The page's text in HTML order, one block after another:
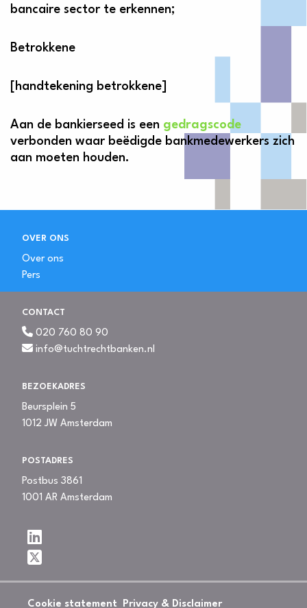
bancaire sector te erkennen;
Betrokkene
[handtekening betrokkene]
Aan de bankierseed is een gedragscode
verbonden waar beëdigde bankmedewerkers zich
aan moeten houden.
OVER ONS
Over ons
Pers
CONTACT
020 760 80 90
info@tuchtrechtbanken.nl
BEZOEKADRES
Beursplein 5
1012 JW Amsterdam
POSTADRES
Postbus 3861
1001 AR Amsterdam
Cookie statement Privacy & Disclaimer